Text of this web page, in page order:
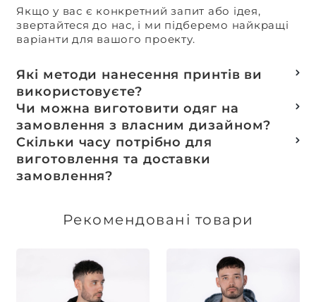
Якщо у вас є конкретний запит або ідея,
звертайтеся до нас, і ми підберемо найкращі
варіанти для вашого проекту.
Які методи нанесення принтів ви
використовуєте?
Термотранферний
Шовкотрафаретний
DTF – друк
Машинна вишивка
Чи можна виготовити одяг на
замовлення з власним дизайном?
Так, ми спеціалізуємося на розробці колекцій
та мерчу під ключ, цей процес включає підбір
тканин, розробку лекал, дизай та
завершується пошиттям готового виробу.
Скільки часу потрібно для
виготовлення та доставки
замовлення?
виготовлення індивідуальних замовлень
Рекомендовані товари